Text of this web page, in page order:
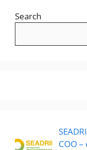
Search
COO